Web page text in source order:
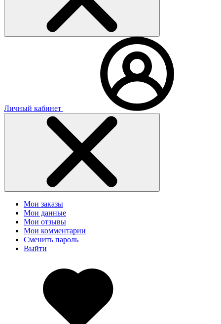
Личный кабинет
Мои заказы
Мои данные
Мои отзывы
Мои комментарии
Сменить пароль
Выйти